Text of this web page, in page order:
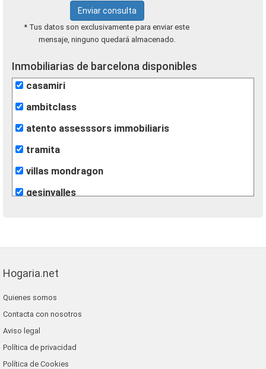
Enviar consulta
* Tus datos son exclusivamente para enviar este
mensaje, ninguno quedará almacenado.
Inmobiliarias de barcelona disponibles
casamiri
ambitclass
atento assesssors immobiliaris
tramita
villas mondragon
gesinvalles
lunallar
blaneshouse s.l.
grup 90
Hogaria.net
Quienes somos
Contacta con nosotros
Aviso legal
Política de privacidad
Política de Cookies